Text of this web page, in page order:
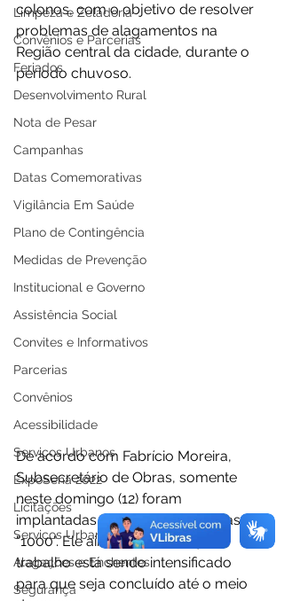
Limpeza e Zeladoria
Convênios e Parcerias
Feriados
Desenvolvimento Rural
Nota de Pesar
Campanhas
Datas Comemorativas
Vigilância Em Saúde
Plano de Contingência
Medidas de Prevenção
Institucional e Governo
Assistência Social
Convites e Informativos
Parcerias
Convênios
Acessibilidade
Serviços Urbanos
ExpoSena 2022
Licitações
Serviços Urbanos
Alagações e Enchentes
Segurança
colonos, com o objetivo de resolver
problemas de alagamentos na
Região central da cidade, durante o
período chuvoso.
De acordo com Fabrício Moreira,
Subsecretário de Obras, somente
neste domingo (12) foram
implantadas cerca de 30 manilhas de
"1000". Ele ainda destacou que o
trabalho está sendo intensificado
para que seja concluído até o meio